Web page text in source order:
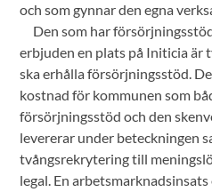
och som gynnar den egna
Den som har
erbjuden en plats på Initicia är
ska erhålla försörjningsstöd.
kostnad för kommunen som
försörjningsstöd och den
levererar under beteckningen
tvångsrekrytering till
legal. En